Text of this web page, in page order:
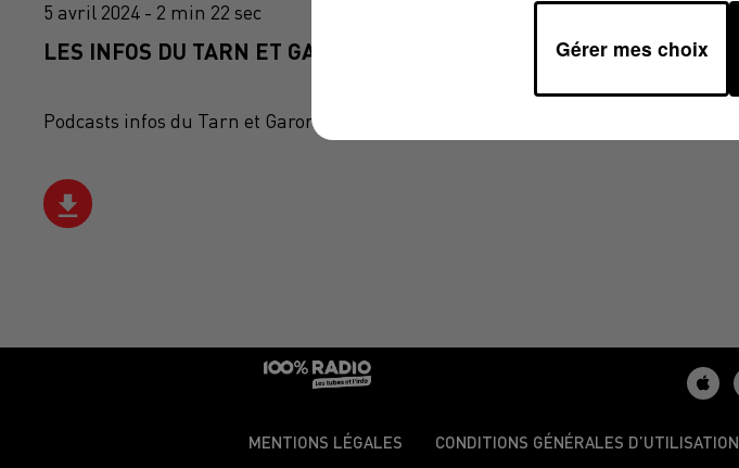
5 avril 2024 - 2 min 22 sec
LES INFOS DU TARN ET GARONNE DU 05/04/2024 À 14H00
Podcasts infos du Tarn et Garonne
MENTIONS LÉGALES CONDITIONS GÉNÉRALES D’UTILISATION
Gérer mes choix